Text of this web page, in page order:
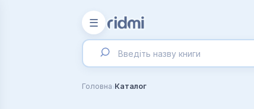
☰
Головна›Каталог